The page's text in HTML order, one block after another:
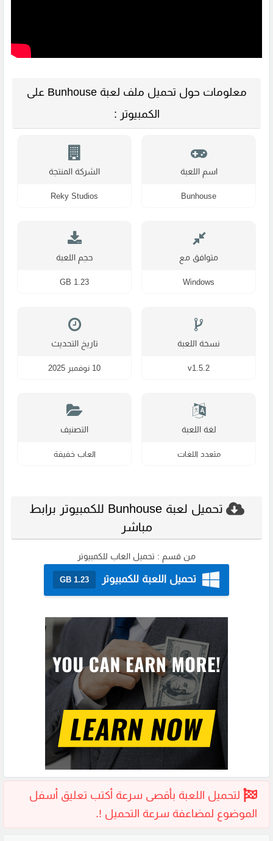
معلومات حول تحميل ملف لعبة Bunhouse على
الكمبيوتر :
اسم اللعبة
Bunhouse
الشركة المنتجة
Reky Studios
متوافق مع
Windows
حجم اللعبة
1.23 GB
نسخة اللعبة
v1.5.2
تاريخ التحديث
10 نوفمبر 2025
لغة اللعبة
متعدد اللغات
التصنيف
العاب خفيفة
تحميل لعبة Bunhouse للكمبيوتر برابط
مباشر
من قسم : تحميل العاب للكمبيوتر
تحميل اللعبة للكمبيوتر 1.23 GB